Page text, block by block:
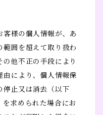
客様の個人情報が、あ
範囲を超えて取り扱わ
他不正の手段により
由により、個人情報保
停止又は消去（以下
を求められた場合にお